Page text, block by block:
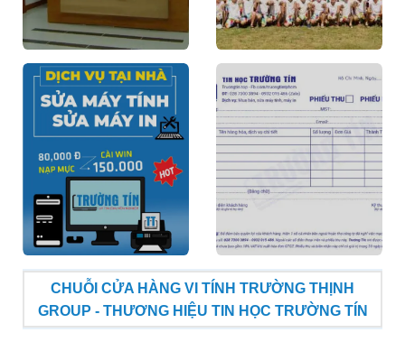
CHUỖI CỬA HÀNG VI TÍNH TRƯỜNG THỊNH
GROUP - THƯƠNG HIỆU TIN HỌC TRƯỜNG TÍN